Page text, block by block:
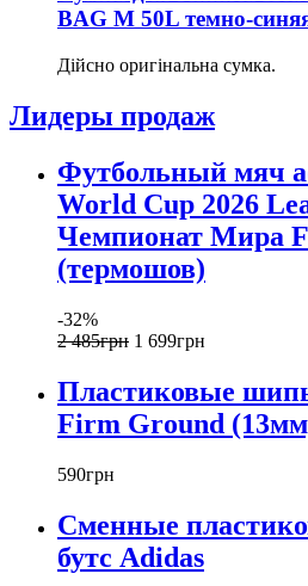
BAG M 50L темно-
Дійсно оригінальна сумка.
Лидеры продаж
Футбольный мяч
World Cup 2026
Чемпионат Мира
(термошов)
-32%
2 485грн 1 699грн
Пластиковые
Firm Ground
590грн
Сменные
бутс Adidas